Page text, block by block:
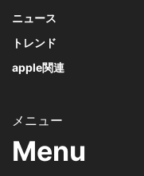
ニュース
トレンド
apple関連
Menu